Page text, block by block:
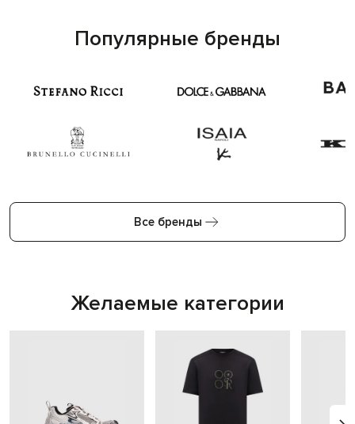
Популярные бренды
Все бренды
Желаемые категории